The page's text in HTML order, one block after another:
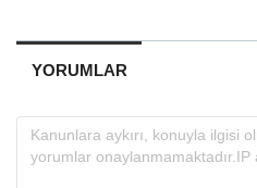
YORUMLAR